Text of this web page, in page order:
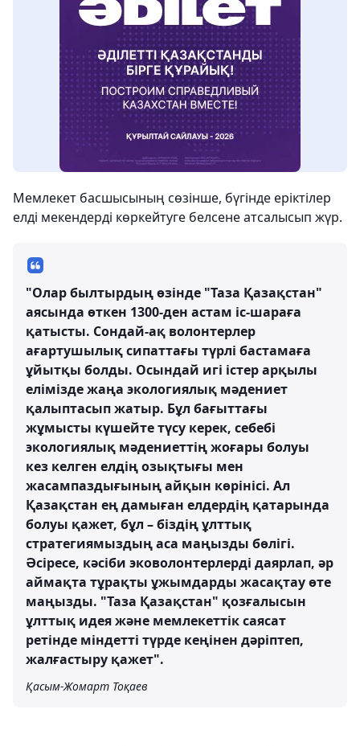
Мемлекет басшысының сөзінше, бүгінде еріктілер
елді мекендерді көркейтуге белсене атсалысып жүр.
"Олар былтырдың өзінде "Таза Қазақстан"
аясында өткен 1300-ден астам іс-шараға
қатысты. Сондай-ақ волонтерлер
ағартушылық сипаттағы түрлі бастамаға
ұйытқы болды. Осындай игі істер арқылы
елімізде жаңа экологиялық мәдениет
қалыптасып жатыр. Бұл бағыттағы
жұмысты күшейте түсу керек, себебі
экологиялық мәдениеттің жоғары болуы
кез келген елдің озықтығы мен
жасампаздығының айқын көрінісі. Ал
Қазақстан ең дамыған елдердің қатарында
болуы қажет, бұл – біздің ұлттық
стратегиямыздың аса маңызды бөлігі.
Әсіресе, кәсіби эковолонтерлерді даярлап, әр
аймақта тұрақты ұжымдарды жасақтау өте
маңызды. "Таза Қазақстан" қозғалысын
ұлттық идея және мемлекеттік саясат
ретінде міндетті түрде кеңінен дәріптеп,
жалғастыру қажет".
Қасым-Жомарт Тоқаев